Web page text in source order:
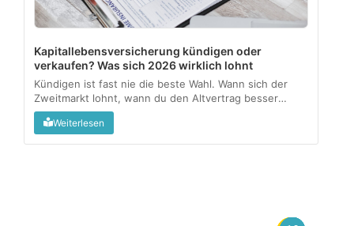
Kapitallebensversicherung kündigen oder
verkaufen? Was sich 2026 wirklich lohnt
Kündigen ist fast nie die beste Wahl. Wann sich der
Zweitmarkt lohnt, wann du den Altvertrag besser
behältst, und wo die Steuerfalle lauert....
Weiterlesen